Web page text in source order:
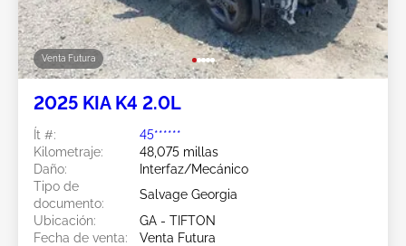
Venta Futura
2025 KIA K4 2.0L
Ít #:
45******
Kilometraje:
48,075 millas
Daño:
Interfaz/Mecánico
Tipo de
documento:
Salvage Georgia
Ubicación:
GA - TIFTON
Fecha de venta:
Venta Futura